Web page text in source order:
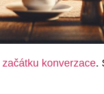
začátku konverzace.